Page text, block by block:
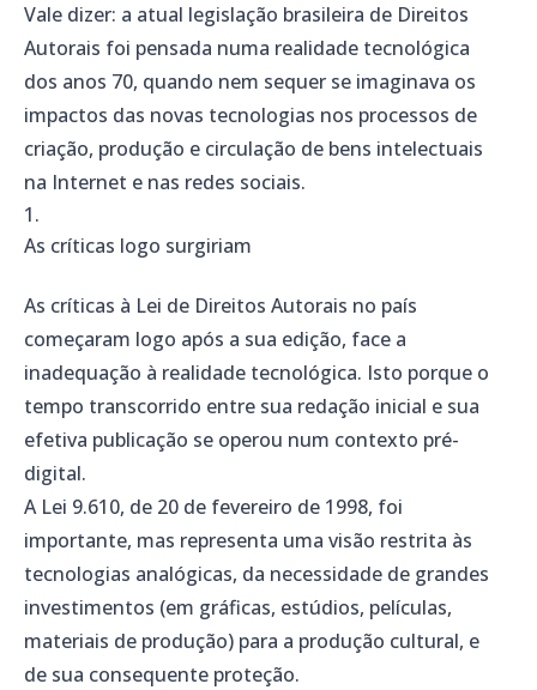
Vale dizer: a atual legislação brasileira de Direitos
Autorais foi pensada numa realidade tecnológica
dos anos 70, quando nem sequer se imaginava os
impactos das novas tecnologias nos processos de
criação, produção e circulação de bens intelectuais
na Internet e nas redes sociais.
As críticas logo surgiriam
As críticas à Lei de Direitos Autorais no país
começaram logo após a sua edição, face a
inadequação à realidade tecnológica. Isto porque o
tempo transcorrido entre sua redação inicial e sua
efetiva publicação se operou num contexto pré-
digital.
A Lei 9.610, de 20 de fevereiro de 1998, foi
importante, mas representa uma visão restrita às
tecnologias analógicas, da necessidade de grandes
investimentos (em gráficas, estúdios, películas,
materiais de produção) para a produção cultural, e
de sua consequente proteção.